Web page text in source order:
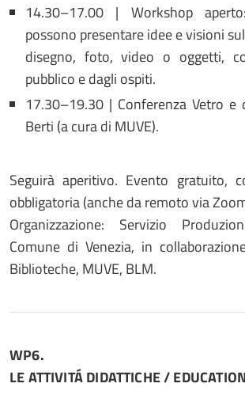
14.30–17.00 | Workshop
possono presentare idee e visioni
disegno, foto, video o oggetti,
pubblico e dagli ospiti.
17.30–19.30 | Conferenza Vetro e
Berti (a cura di MUVE).
Seguirà aperitivo. Evento gratuito,
obbligatoria (anche da remoto via
Organizzazione: Servizio
Comune di Venezia, in
Biblioteche, MUVE, BLM.
WP6.
LE ATTIVITÁ DIDATTICHE /